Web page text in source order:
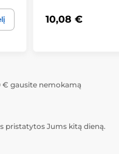
10,08 €
€ gausite nemokamą
pristatytos Jums kitą dieną.